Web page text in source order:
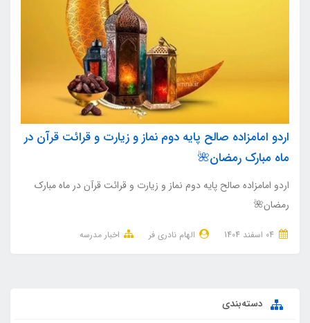
اردو امامزاده صالح پایه دوم نماز و زیارت و قرائت قرآن در
ماه مبارک رمضان🌺
اردو امامزاده صالح پایه دوم نماز و زیارت و قرائت قرآن در ماه مبارک
رمضان🌺
الهام نادری فر اخبار مدرسه
دسته‌بندی